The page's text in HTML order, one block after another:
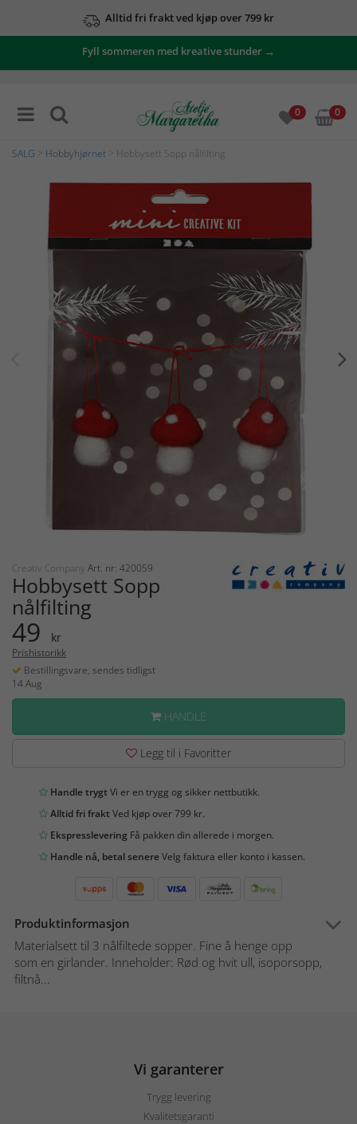
Alltid fri frakt ved kjøp over 799 kr
Fyll sommeren med kreative stunder →
0 0
SALG Hobbyhjørnet > Hobbysett Sopp nålfilting
Creativ Company Art. nr: 420059
Hobbysett Sopp
nålfilting
49 kr
Prishistorikk
Bestillingsvare, sendes tidligst
14 Aug
HANDLE
Legg til i Favoritter
Handle trygtVi er en trygg og sikker nettbutikk.
Alltid fri fraktVed kjøp over 799 kr.
Ekspresslevering Få pakken din allerede i morgen.
Handle nå, betal senereVelg faktura eller konto i kassen.
Produktinformasjon
Materialsett til 3 nålfiltede sopper. Fine å henge opp
som en girlander. Inneholder: Rød og hvit ull, isoporsopp,
filtnå...
Vi garanterer
Trygg levering
Kvalitetsgaranti